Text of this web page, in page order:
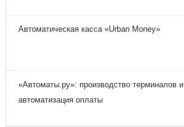
Автоматическая касса «Urban Money»
«Автоматы.ру»: производство терминалов и
автоматизация оплаты